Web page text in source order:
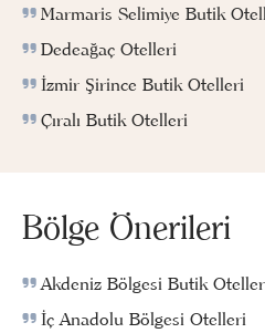
Marmaris Selimiye Butik
Dedeağaç Otelleri
İzmir Şirince Butik Otelleri
Çıralı Butik Otelleri
Bölge Önerileri
Akdeniz Bölgesi Butik
İç Anadolu Bölgesi Otelleri